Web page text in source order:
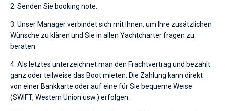
2. Senden Sie booking note.
3. Unser Manager verbindet sich mit Ihnen, um Ihre zusätzlichen
Wünsche zu klären und Sie in allen Yachtcharter fragen zu
beraten.
4. Als letztes unterzeichnet man den Frachtvertrag und bezahlt
ganz oder teilweise das Boot mieten. Die Zahlung kann direkt
von einer Bankkarte oder auf eine für Sie bequeme Weise
(SWIFT, Western Union usw.) erfolgen.